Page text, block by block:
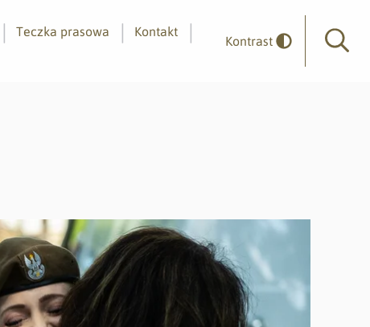
Teczka prasowa
Kontakt
Kontrast